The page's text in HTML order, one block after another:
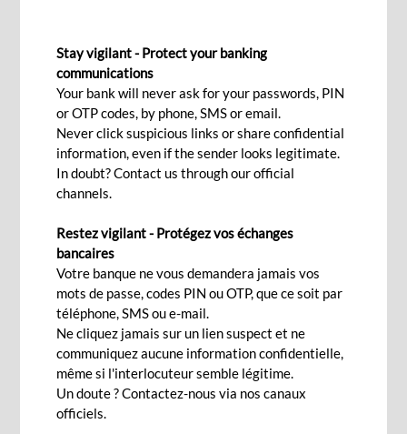
Ça m'intéresse!
Les petites et moyennes entreprises tiennent un
économique de notre île. Elles sont le rêve
d’entrepreneurs et le gagne-pain de nombreuses
familles.
À la BCP Bank (Mauritius), nous comprenons que
les entreprises opèrent dans un environnement
difficile et changeant. Afin de répondre à vos
attentes, nous vous proposons le "BCP Business
".
Stay vigilant - Protect your banking
communications
Your bank will never ask for your passwords, PIN
or OTP codes, by phone, SMS or email.
Never click suspicious links or share confidential
information, even if the sender looks legitimate.
In doubt? Contact us through our official
channels.
Restez vigilant - Protégez vos échanges
bancaires
Votre banque ne vous demandera jamais vos
mots de passe, codes PIN ou OTP, que ce soit par
téléphone, SMS ou e-mail.
Ne cliquez jamais sur un lien suspect et ne
communiquez aucune information confidentielle,
même si l'interlocuteur semble légitime.
Un doute ? Contactez-nous via nos canaux
officiels.